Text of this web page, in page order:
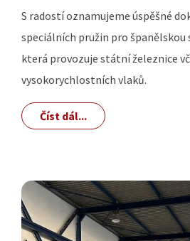
S radostí oznamujeme úspěšné
speciálních pružin pro španělskou
která provozuje státní železnice
vysokorychlostních vlaků.
Číst dál...